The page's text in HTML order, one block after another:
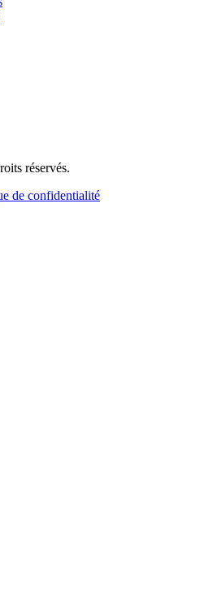
réservés.
de confidentialité